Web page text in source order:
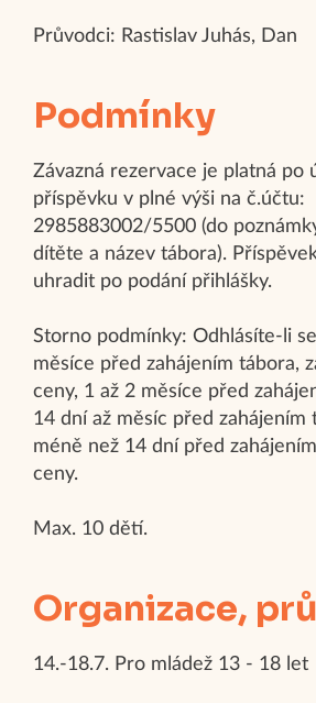
Průvodci: Rastislav Juhás, Dan
Podmínky
Závazná rezervace je platná po
příspěvku v plné výši na č.účtu:
2985883002/5500 (do
dítěte a název tábora).
uhradit po podání přihlášky.
Storno podmínky: Odhlásíte-li
měsíce před zahájením tábora,
ceny, 1 až 2 měsíce před
14 dní až měsíc před zahájením
méně než 14 dní před
ceny.
Max. 10 dětí.
Organizace,
14.-18.7. Pro mládež 13 - 18 let